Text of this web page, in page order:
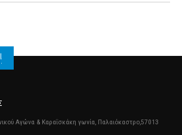
Αγώνα & Καραΐσκάκη γωνία, Παλαιόκαστρο,57013